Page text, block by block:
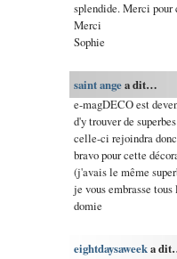
splendide. Merci pour
Merci
Sophie
saint angea dit…
e-magDECO est
d'y trouver de
celle-ci rejoindra
bravo pour cette
(j'avais le même
je vous embrasse tous
domie
eightdaysaweeka